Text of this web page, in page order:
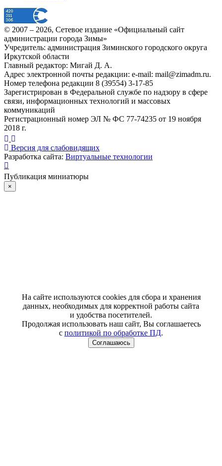
© 2007 – 2026, Сетевое издание «Официальный сайт
администрации города Зимы»
Учредитель: администрация Зиминского городского округа
Иркутской области
Главный редактор: Мигай Д. А.
Адрес электронной почты редакции: e-mail: mail@zimadm.ru.
Номер телефона редакции 8 (39554) 3-17-85
Зарегистрирован в Федеральной службе по надзору в сфере
связи, информационных технологий и массовых
коммуникаций
Регистрационный номер ЭЛ № ФС 77-74235 от 19 ноября
2018 г.
Версия для слабовидящих
Разработка сайта: Виртуальные технологии
Публикация миниатюры
×
На сайте используются cookies для сбора и хранения
данных, необходимых для корректной работы сайта
и удобства посетителей.
Продолжая использовать наш сайт, Вы соглашаетесь
с политикой по обработке ПД.
Соглашаюсь